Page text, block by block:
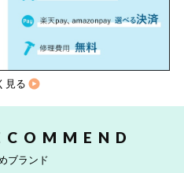
見る
ブランド